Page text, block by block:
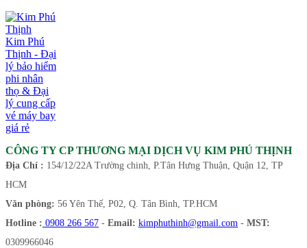
Kim Phú
Thịnh - Đại
lý bảo hiểm
phi nhân
thọ & Đại
lý cung cấp
vé máy bay
giá rẻ
CÔNG TY CP THƯƠNG MẠI DỊCH VỤ KIM PHÚ THỊNH
Địa Chỉ : 154/12/22A Trường chinh, P.Tân Hưng Thuận, Quận 12, TP
HCM
Văn phòng: 56 Yên Thế, P02, Q. Tân Bình, TP.HCM
Hotline : 0908 266 567 - Email: kimphuthinh@gmail.com - MST:
0309966046